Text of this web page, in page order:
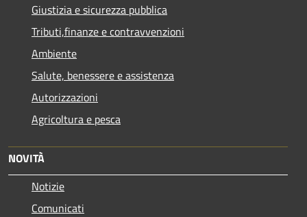
Giustizia e sicurezza pubblica
Tributi,finanze e contravvenzioni
Ambiente
Salute, benessere e assistenza
Autorizzazioni
Agricoltura e pesca
NOVITÀ
Notizie
Comunicati